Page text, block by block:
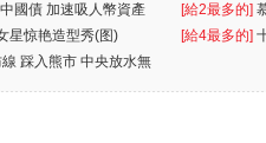
國債 加速吸人幣資產 [給2最多的]
星惊艳造型秀(图) [給4最多的]
踩入熊市 中央放水無